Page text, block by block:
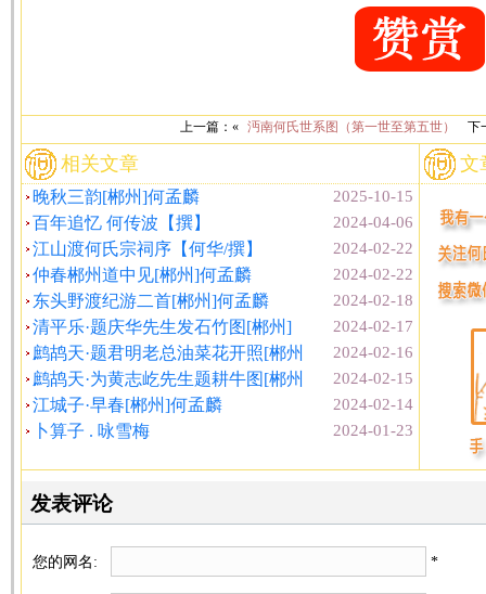
上一篇：« 沔南何氏世系图（第一世至第五世） 下
相关文章
2025-10-15
晚秋三韵[郴州]何孟麟
2024-04-06
百年追忆 何传波【撰】
2024-02-22
江山渡何氏宗祠序【何华/撰】
2024-02-22
仲春郴州道中见[郴州]何孟麟
2024-02-18
东头野渡纪游二首[郴州]何孟麟
2024-02-17
清平乐·题庆华先生发石竹图[郴州]
2024-02-16
鹧鸪天·题君明老总油菜花开照[郴州
2024-02-15
鹧鸪天·为黄志屹先生题耕牛图[郴州
2024-02-14
江城子·早春[郴州]何孟麟
2024-01-23
卜算子 . 咏雪梅
文
发表评论
您的网名: *